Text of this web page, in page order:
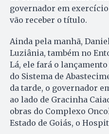
governador em
vão receber o título.
Ainda pela manhã,
Luziânia, também no
Lá, ele fará o
do Sistema de
da tarde, o governador
ao lado de Gracinha
obras do Complexo
Estado de Goiás, o